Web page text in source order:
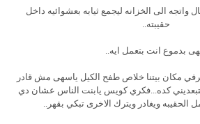
واتجه الى الخزانه ليجمع ثيابه بعشوائيه داخل
حقيبته..
بدموع انت بتعمل ايه..
مكان بيتنا خلاص طفح الكيل ياسهى مش قادر
كده...فكري كويس يابنت الناس عشان دي
ويغادر ويترك الاخرى تبكي بقهر..